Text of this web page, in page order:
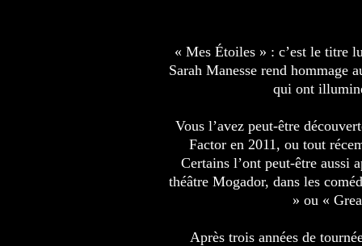
« Mes Étoiles » : c’est le titre
Sarah Manesse rend hommage
qui ont
Vous l’avez peut-être
Factor en 2011, ou tout
Certains l’ont peut-être aussi
théâtre Mogador, dans les
» ou «
Après trois années de